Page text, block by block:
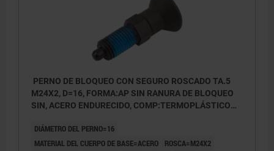
PERNO DE BLOQUEO CON SEGURO ROSCADO TA.5
M24X2, D=16, FORMA:AP SIN RANURA DE BLOQUEO
SIN, ACERO ENDURECIDO, COMP:TERMOPLÁSTICO
DIÁMETRO DEL PERNO=16
MATERIAL DEL CUERPO DE BASE=ACERO
ROSCA=M24X2